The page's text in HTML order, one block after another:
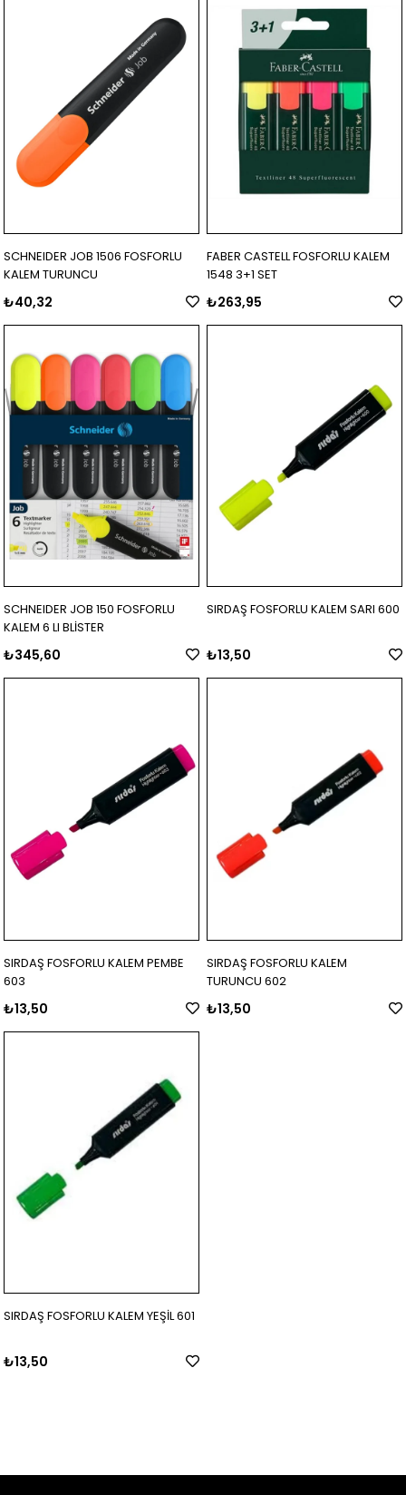
SCHNEIDER JOB 1506 FOSFORLU
KALEM TURUNCU
₺40,32
FABER CASTELL FOSFORLU KALEM
1548 3+1 SET
₺263,95
SCHNEIDER JOB 150 FOSFORLU
KALEM 6 LI BLİSTER
₺345,60
SIRDAŞ FOSFORLU KALEM SARI 600
₺13,50
SIRDAŞ FOSFORLU KALEM PEMBE
603
₺13,50
SIRDAŞ FOSFORLU KALEM
TURUNCU 602
₺13,50
SIRDAŞ FOSFORLU KALEM YEŞİL 601
₺13,50